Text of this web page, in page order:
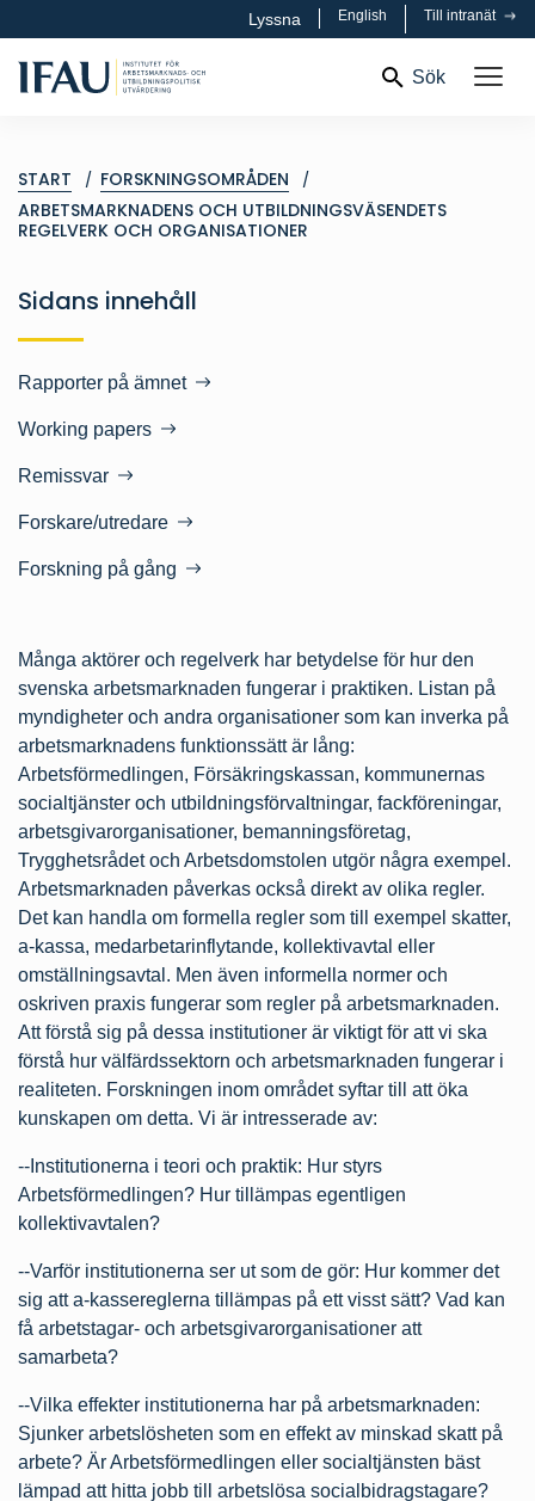
Lyssna English Till intranät
Sök
START
FORSKNINGSOMRÅDEN
ARBETSMARKNADENS OCH UTBILDNINGSVÄSENDETS
REGELVERK OCH ORGANISATIONER
Sidans innehåll
Rapporter på ämnet
Working papers
Remissvar
Forskare/utredare
Forskning på gång
Många aktörer och regelverk har betydelse för hur den
svenska arbetsmarknaden fungerar i praktiken. Listan på
myndigheter och andra organisationer som kan inverka på
arbetsmarknadens funktionssätt är lång:
Arbetsförmedlingen, Försäkringskassan, kommunernas
socialtjänster och utbildningsförvaltningar, fackföreningar,
arbetsgivarorganisationer, bemanningsföretag,
Trygghetsrådet och Arbetsdomstolen utgör några exempel.
Arbetsmarknaden påverkas också direkt av olika regler.
Det kan handla om formella regler som till exempel skatter,
a-kassa, medarbetarinflytande, kollektivavtal eller
omställningsavtal. Men även informella normer och
oskriven praxis fungerar som regler på arbetsmarknaden.
Att förstå sig på dessa institutioner är viktigt för att vi ska
förstå hur välfärdssektorn och arbetsmarknaden fungerar i
realiteten. Forskningen inom området syftar till att öka
kunskapen om detta. Vi är intresserade av:
--Institutionerna i teori och praktik: Hur styrs
Arbetsförmedlingen? Hur tillämpas egentligen
kollektivavtalen?
--Varför institutionerna ser ut som de gör: Hur kommer det
sig att a-kassereglerna tillämpas på ett visst sätt? Vad kan
få arbetstagar- och arbetsgivarorganisationer att
samarbeta?
--Vilka effekter institutionerna har på arbetsmarknaden:
Sjunker arbetslösheten som en effekt av minskad skatt på
arbete? Är Arbetsförmedlingen eller socialtjänsten bäst
lämpad att hitta jobb till arbetslösa socialbidragstagare?